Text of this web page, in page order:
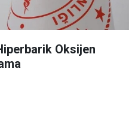
Oksijen